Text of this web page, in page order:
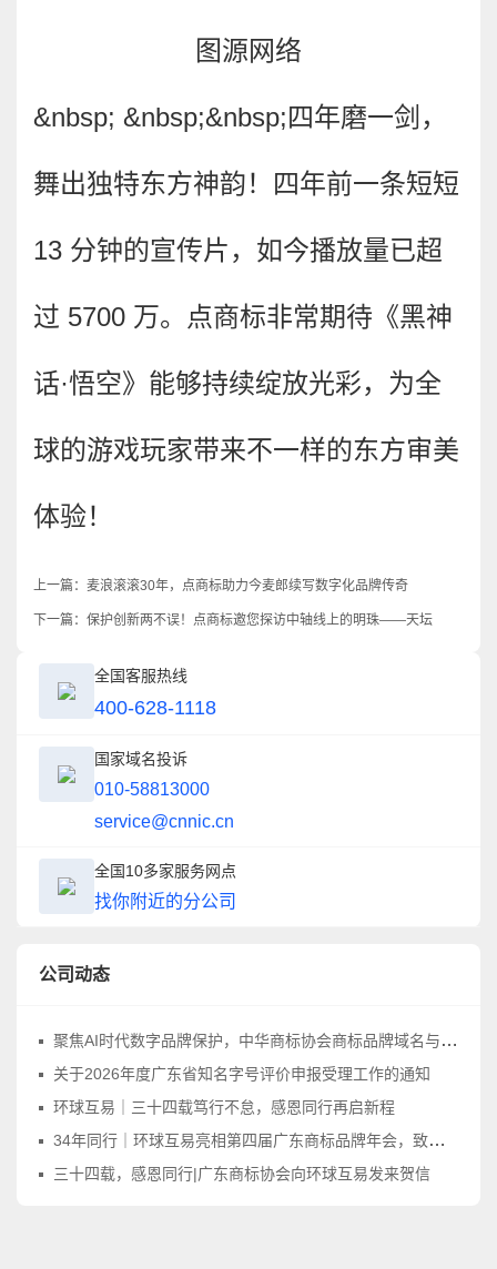
图源网络
&nbsp; &nbsp;&nbsp; 四年磨一剑，
舞出独特东方神韵！四年前一条短短
13 分钟的宣传片，如今播放量已超
过 5700 万。点商标非常期待《黑神
话·悟空》能够持续绽放光彩，为全
球的游戏玩家带来不一样的东方审美
体验！
上一篇： 麦浪滚滚30年，点商标助力今麦郎续写数字化品牌传奇
下一篇： 保护创新两不误！点商标邀您探访中轴线上的明珠——天坛
全国客服热线
400-628-1118
国家域名投诉
010-58813000
service@cnnic.cn
全国10多家服务网点
找你附近的分公司
公司动态
聚焦AI时代数字品牌保护，中华商标协会商标品牌域名与网络标识工作委员会正式成立
关于2026年度广东省知名字号评价申报受理工作的通知
环球互易｜三十四载笃行不怠，感恩同行再启新程
34年同行｜环球互易亮相第四届广东商标品牌年会，致敬品牌守护之路
三十四载，感恩同行|广东商标协会向环球互易发来贺信